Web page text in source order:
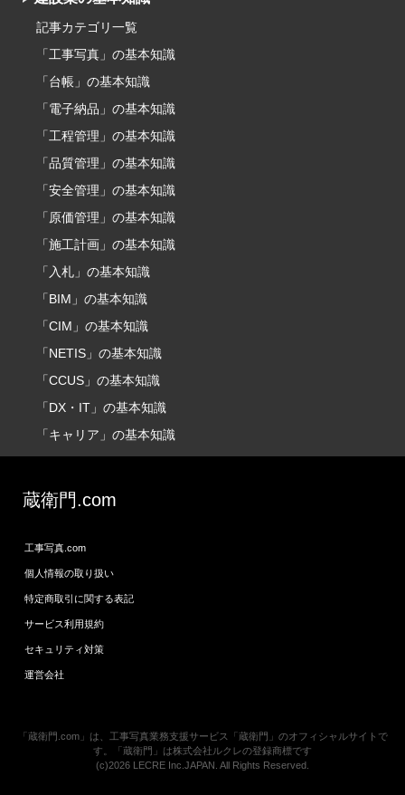
記事カテゴリ一覧
「工事写真」の基本知識
「台帳」の基本知識
「電子納品」の基本知識
「工程管理」の基本知識
「品質管理」の基本知識
「安全管理」の基本知識
「原価管理」の基本知識
「施工計画」の基本知識
「入札」の基本知識
「BIM」の基本知識
「CIM」の基本知識
「NETIS」の基本知識
「CCUS」の基本知識
「DX・IT」の基本知識
「キャリア」の基本知識
蔵衛門.com
工事写真.com
個人情報の取り扱い
特定商取引に関する表記
サービス利用規約
セキュリティ対策
運営会社
「蔵衛門.com」は、工事写真業務支援サービス「蔵衛門」のオフィシャルサイトで
す。「蔵衛門」は株式会社ルクレの登録商標です
(c)2026 LECRE Inc.JAPAN. All Rights Reserved.